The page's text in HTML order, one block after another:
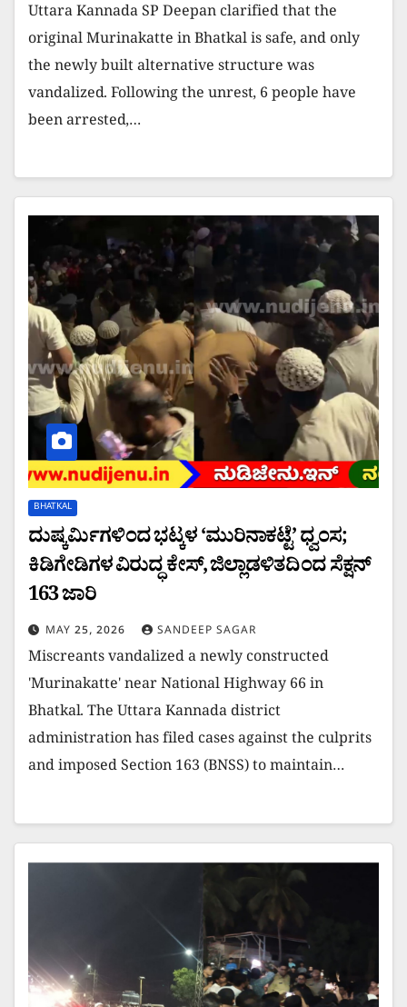
Uttara Kannada SP Deepan clarified that the
original Murinakatte in Bhatkal is safe, and only
the newly built alternative structure was
vandalized. Following the unrest, 6 people have
been arrested,…
BHATKAL
ದುಷ್ಕರ್ಮಿಗಳಿಂದ ಭಟ್ಕಳ ‘ಮುರಿನಾಕಟ್ಟೆ’ ಧ್ವಂಸ;
ಕಿಡಿಗೇಡಿಗಳ ವಿರುದ್ಧ ಕೇಸ್, ಜಿಲ್ಲಾಡಳಿತದಿಂದ ಸೆಕ್ಷನ್
163 ಜಾರಿ
MAY 25, 2026 SANDEEP SAGAR
Miscreants vandalized a newly constructed
'Murinakatte' near National Highway 66 in
Bhatkal. The Uttara Kannada district
administration has filed cases against the culprits
and imposed Section 163 (BNSS) to maintain…